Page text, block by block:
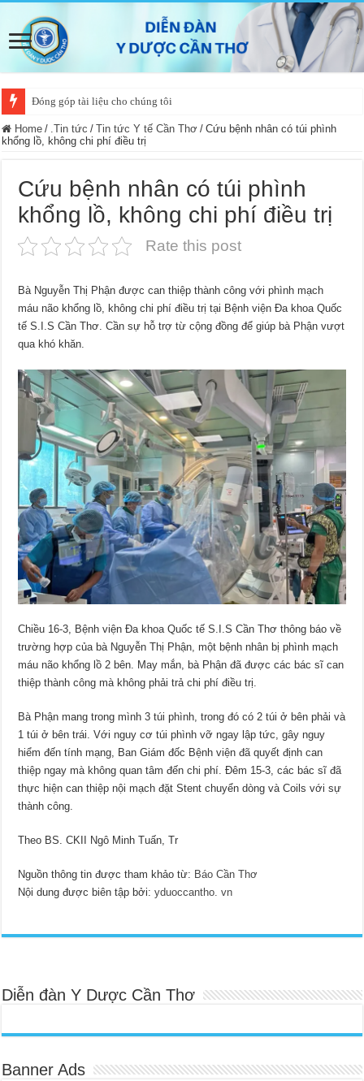
Đóng góp tài liệu cho chúng tôi
Home / .Tin tức / Tin tức Y tế Cần Thơ / Cứu bệnh nhân có túi phình
khổng lồ, không chi phí điều trị
Cứu bệnh nhân có túi phình
khổng lồ, không chi phí điều trị
Rate this post
Bà Nguyễn Thị Phận được can thiệp thành công với phình mạch
máu não khổng lồ, không chi phí điều trị tại Bệnh viện Đa khoa Quốc
tế S.I.S Cần Thơ. Cần sự hỗ trợ từ cộng đồng để giúp bà Phận vượt
qua khó khăn.
Chiều 16-3, Bệnh viện Đa khoa Quốc tế S.I.S Cần Thơ thông báo về
trường hợp của bà Nguyễn Thị Phận, một bệnh nhân bị phình mạch
máu não khổng lồ 2 bên. May mắn, bà Phận đã được các bác sĩ can
thiệp thành công mà không phải trả chi phí điều trị.
Bà Phận mang trong mình 3 túi phình, trong đó có 2 túi ở bên phải và
1 túi ở bên trái. Với nguy cơ túi phình vỡ ngay lập tức, gây nguy
hiểm đến tính mạng, Ban Giám đốc Bệnh viện đã quyết định can
thiệp ngay mà không quan tâm đến chi phí. Đêm 15-3, các bác sĩ đã
thực hiện can thiệp nội mạch đặt Stent chuyển dòng và Coils với sự
thành công.
Theo BS. CKII Ngô Minh Tuấn, Tr
Nguồn thông tin được tham khảo từ: Báo Cần Thơ
Nội dung được biên tập bởi:yduoccantho. vn
Diễn đàn Y Dược Cần Thơ
Banner Ads